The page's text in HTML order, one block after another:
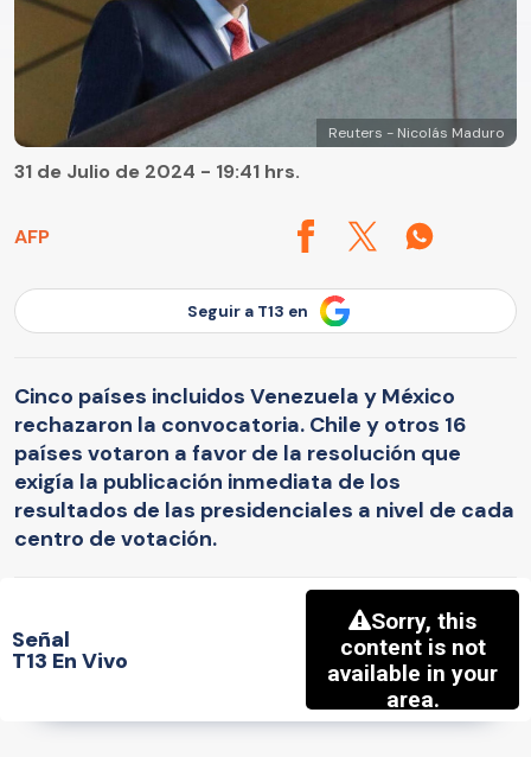
Reuters - Nicolás Maduro
AFP
31 de Julio de 2024 - 19:41 hrs.
Seguir a T13 en
Cinco países incluidos Venezuela y México
rechazaron la convocatoria. Chile y otros 16
países votaron a favor de la resolución que
exigía la publicación inmediata de los
resultados de las presidenciales a nivel de cada
centro de votación.
Señal
T13 En Vivo